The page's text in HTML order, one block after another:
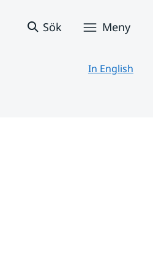
Sök Meny
In English